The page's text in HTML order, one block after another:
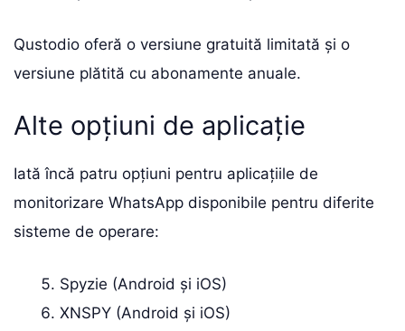
Qustodio oferă o versiune gratuită limitată și o
versiune plătită cu abonamente anuale.
Alte opțiuni de aplicație
Iată încă patru opțiuni pentru aplicațiile de
monitorizare WhatsApp disponibile pentru diferite
sisteme de operare:
Spyzie (Android și iOS)
XNSPY (Android și iOS)